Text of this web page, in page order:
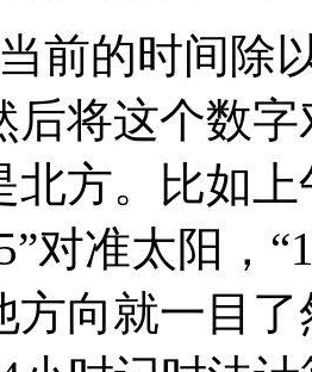
前的时间除
后将这个数
北方。比如
对准太阳，
方向就一目